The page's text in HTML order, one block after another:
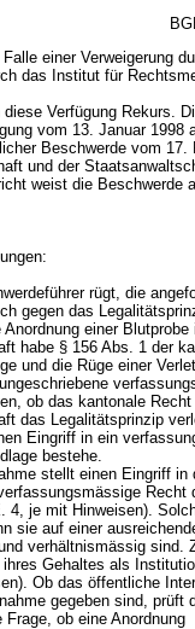
einer Verweigerung
das Institut für
diese Verfügung Rekurs.
vom 13. Januar 1998
Beschwerde vom
und der
weist die Beschwerde
rügt, die
gegen das
Anordnung einer
habe § 156 Abs. 1 der
und die Rüge einer
ob das kantonale
das Legalitätsprinzip
Eingriff in ein
bestehe.
stellt einen Eingriff
Recht
4, je mit Hinweisen).
sie auf einer
verhältnismässig sind.
Gehaltes als
Ob das öffentliche
gegeben sind, prüft
ob eine Anordnung